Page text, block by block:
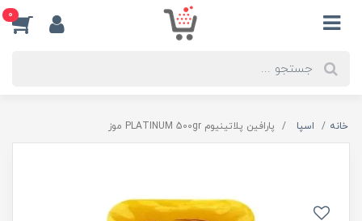
0
خانه اسپا پارافین پلاتینیوم PLATINUM 500gr موز